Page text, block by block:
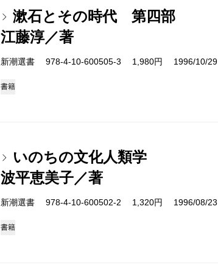
漱石とその時代 第四部
江藤淳／著
新潮選書 978-4-10-600505-3 1,980円 1996/10/29
書籍
いのちの文化人類学
波平恵美子／著
新潮選書 978-4-10-600502-2 1,320円 1996/08/23
書籍